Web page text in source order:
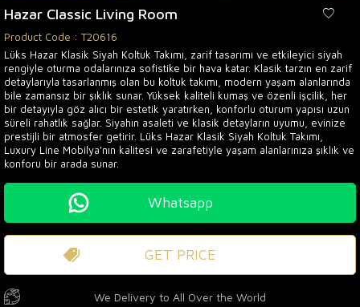
Hazar Classic Living Room
Product Code : T20616
Lüks Hazar Klasik Siyah Koltuk Takımı, zarif tasarımı ve etkileyici siyah
rengiyle oturma odalarınıza sofistike bir hava katar. Klasik tarzın en zarif
detaylarıyla tasarlanmış olan bu koltuk takımı, modern yaşam alanlarında
bile zamansız bir şıklık sunar. Yüksek kaliteli kumaş ve özenli işçilik, her
bir detayıyla göz alıcı bir estetik yaratırken, konforlu oturum yapısı uzun
süreli rahatlık sağlar. Siyahın asaleti ve klasik detayların uyumu, evinize
prestijli bir atmosfer getirir. Lüks Hazar Klasik Siyah Koltuk Takımı,
Luxury Line Mobilya'nın kalitesi ve zarafetiyle yaşam alanlarınıza şıklık ve
konforu bir arada sunar.
Whatsapp
GET PRICE
We Delivery to All Over the World